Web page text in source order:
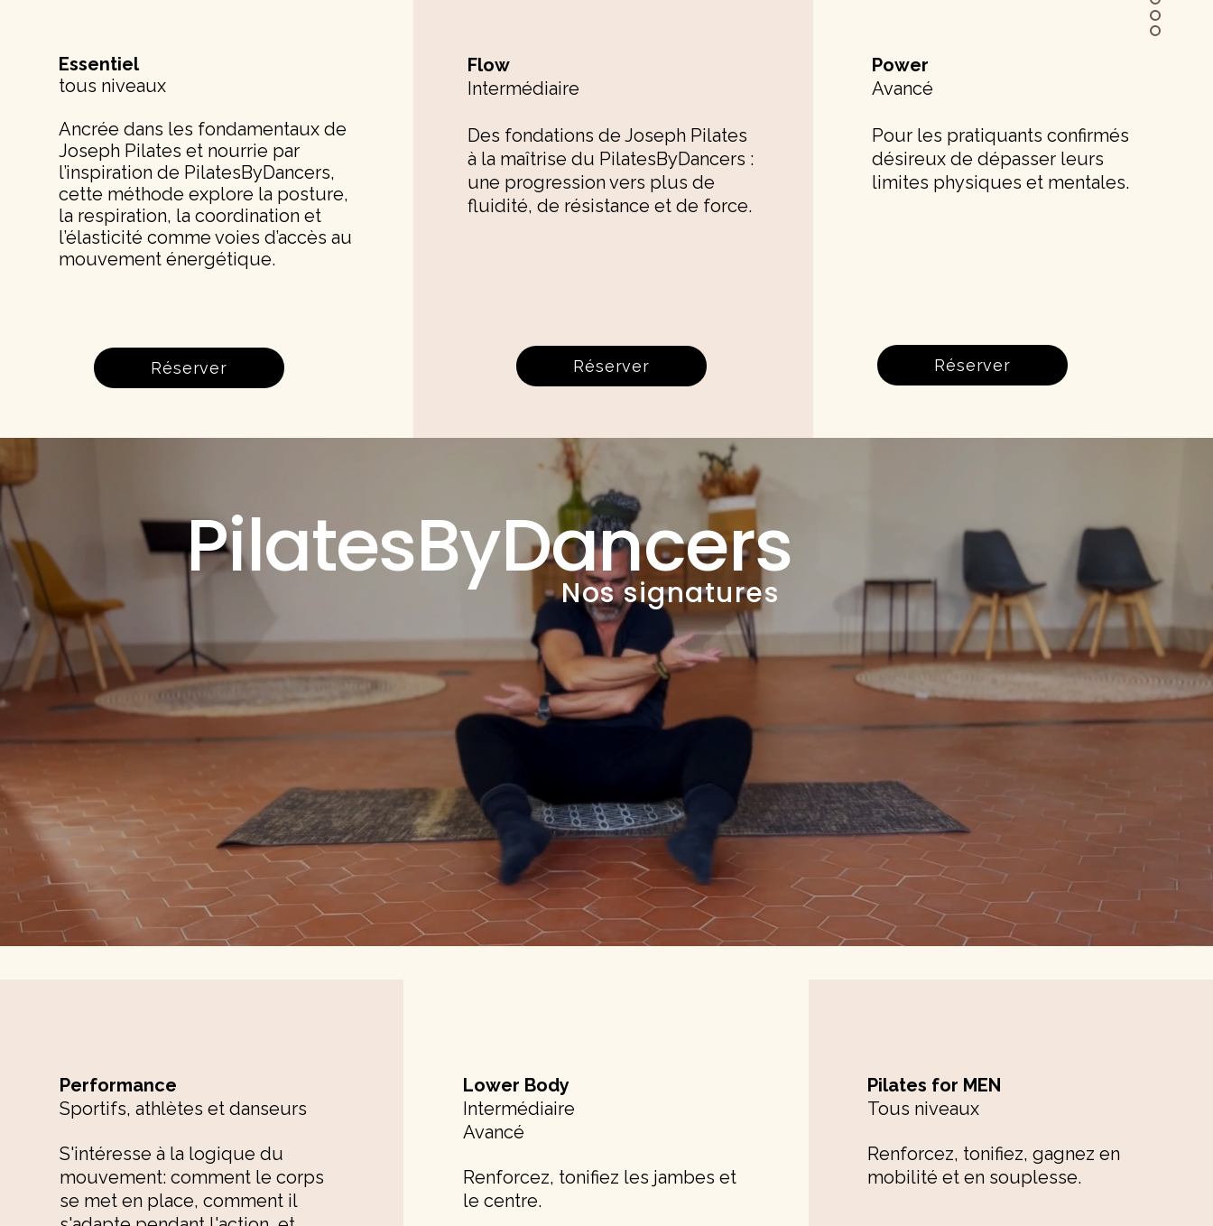
Essentiel
tous niveaux
Ancrée dans les fondamentaux de
Joseph Pilates et nourrie par
l’inspiration de PilatesByDancers,
cette méthode explore la posture,
la respiration, la coordination et
l’élasticité comme voies d’accès au
mouvement énergétique.
Réserver
Flow
Intermédiaire
​Des fondations de Joseph Pilates
à la maîtrise du PilatesByDancers :
une progression vers plus de
fluidité, de résistance et de force.
Réserver
Power
Avancé
Pour les pratiquants confirmés
désireux de dépasser leurs
limites physiques et mentales.
Réserver
PilatesByDancers
Nossignatures
Performance
Sportifs, athlètes et danseurs
S'intéresse à la logique du
mouvement: comment le corps
se met en place, comment il
Lower Body
Intermédiaire
Avancé
Renforcez, tonifiez les jambes et
le centre.
Pilates for MEN
Tous niveaux
Renforcez, tonifiez, gagnez en
mobilité et en souplesse.